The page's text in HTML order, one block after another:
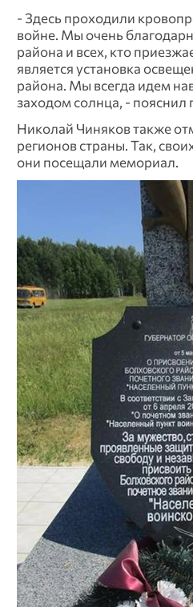
- Здесь проходили
войне. Мы очень
района и всех, кто
является установка
района. Мы всегда идем
заходом солнца, - пояснил
Николай Чиняков также
регионов страны. Так,
они посещали мемориал.